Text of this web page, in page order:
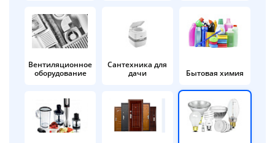
Вентиляционное
оборудование
Сантехника для
дачи
Бытовая химия
по25%каждые 2 недели
Подробнее
об оплате Плайтом